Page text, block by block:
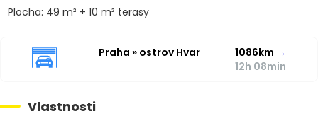
Plocha: 49 m² + 10 m² terasy
Praha » ostrov Hvar 1086km →
12h 08min
Vlastnosti